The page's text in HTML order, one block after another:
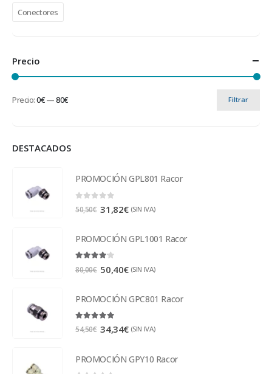
Conectores
Precio
Filtrar
Precio:0€—80€
DESTACADOS
PROMOCIÓN GPL801 Racor
50,50€ 31,82€ (SIN IVA)
PROMOCIÓN GPL1001 Racor
80,00€ 50,40€ (SIN IVA)
PROMOCIÓN GPC801 Racor
5.00out of 5
54,50€ 34,34€ (SIN IVA)
PROMOCIÓN GPY10 Racor